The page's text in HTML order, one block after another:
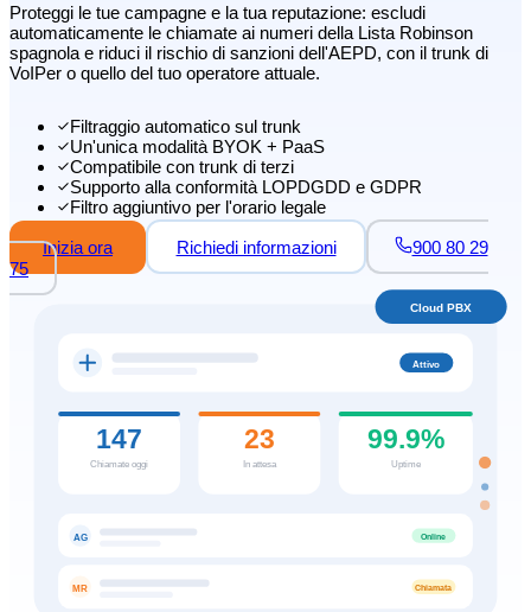
Proteggi le tue campagne e la tua reputazione: escludi
automaticamente le chiamate ai numeri della Lista Robinson
spagnola e riduci il rischio di sanzioni dell'AEPD, con il trunk di
VoIPer o quello del tuo operatore attuale.
Filtraggio automatico sul trunk
Un'unica modalità BYOK + PaaS
Compatibile con trunk di terzi
Supporto alla conformità LOPDGDD e GDPR
Filtro aggiuntivo per l'orario legale
Inizia ora
Richiedi informazioni
900 80 29
75
Attivo
147
Chiamate oggi
23
In attesa
99.9%
Uptime
AG Online
MR Chiamata
Cloud PBX